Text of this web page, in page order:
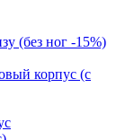
(без ног -15%)
корпус (с